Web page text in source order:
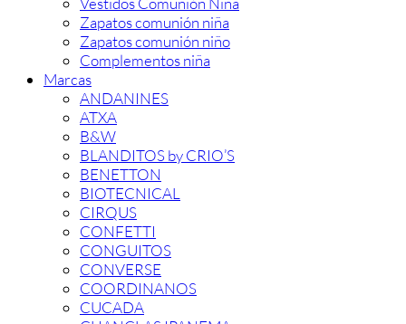
Zapatos comunión niña
Zapatos comunión niño
Complementos niña
Marcas
ANDANINES
ATXA
B&W
BLANDITOS by CRIO’S
BENETTON
BIOTECNICAL
CIRQUS
CONFETTI
CONGUITOS
CONVERSE
COORDINANOS
CUCADA